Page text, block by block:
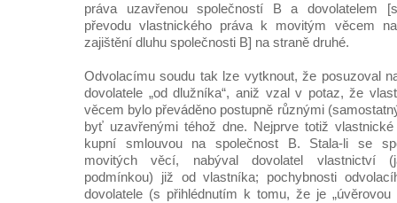
práva uzavřenou společností B a dovolatelem
převodu vlastnického práva k movitým věcem
zajištění dluhu společnosti B] na straně druhé.
Odvolacímu soudu tak lze vytknout, že posuzoval
dovolatele „od dlužníka“, aniž vzal v potaz, že
věcem bylo převáděno postupně různými
byť uzavřenými téhož dne. Nejprve totiž
kupní smlouvou na společnost B. Stala-li se
movitých věcí, nabýval dovolatel vlastnictví
podmínkou) již od vlastníka; pochybnosti
dovolatele (s přihlédnutím k tomu, že je